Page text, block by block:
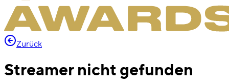
Zurück
Streamer nicht gefunden